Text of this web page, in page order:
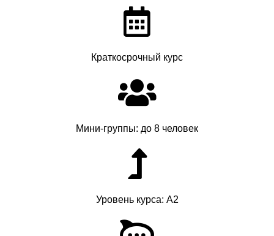
Краткосрочный курс
Мини-группы: до 8 человек
Уровень курса: A2